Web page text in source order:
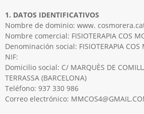
1. DATOS IDENTIFICATIVOS
Nombre de dominio: www.
Nombre comercial: FISIOTERAPIA COS
Denominación social: FISIOTERAPIA COS
NIF:
Domicilio social: C/ MARQUÈS DE
TERRASSA (BARCELONA)
Teléfono: 937 330 986
Correo electrónico: